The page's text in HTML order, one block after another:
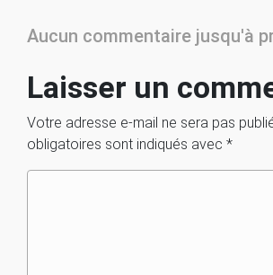
Aucun commentaire jusqu'à
Laisser un
Votre adresse e-mail ne sera pas
obligatoires sont indiqués avec *